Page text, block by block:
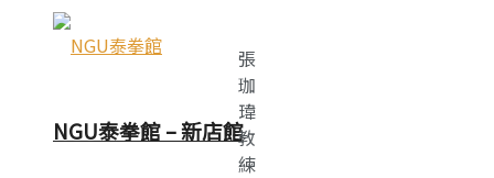
NGU泰拳館 – 新店館
張
珈
瑋
教
練